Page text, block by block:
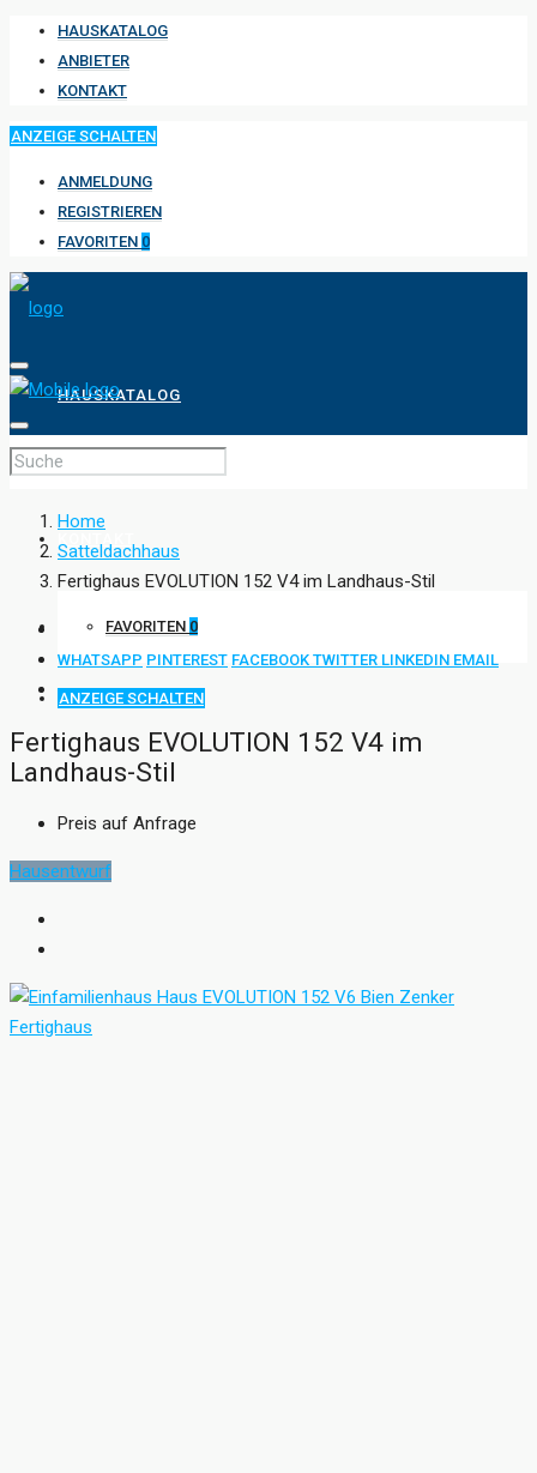
HAUSKATALOG
ANBIETER
KONTAKT
ANZEIGE SCHALTEN
ANMELDUNG
REGISTRIEREN
FAVORITEN 0
HAUSKATALOG
ANBIETER
FAVORITEN 0
ANZEIGE SCHALTEN
Home
Satteldachhaus
Fertighaus EVOLUTION 152 V4 im Landhaus-Stil
WHATSAPP PINTEREST FACEBOOK TWITTER LINKEDIN EMAIL
Fertighaus EVOLUTION 152 V4 im
Landhaus-Stil
Preis auf Anfrage
Hausentwurf